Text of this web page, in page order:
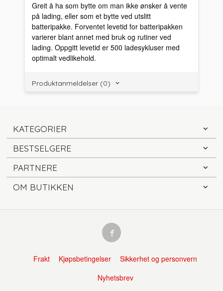
Greit å ha som bytte om man ikke ønsker å vente
på lading, eller som et bytte ved utslitt
batteripakke. Forventet levetid for batteripakken
varierer blant annet med bruk og rutiner ved
lading. Oppgitt levetid er 500 ladesykluser med
optimalt vedlikehold.
Produktanmeldelser (0)
KATEGORIER
BESTSELGERE
PARTNERE
OM BUTIKKEN
Frakt Kjøpsbetingelser
Sikkerhet og personvern
Nyhetsbrev